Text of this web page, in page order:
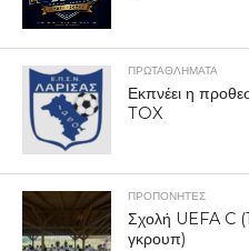
ΠΡΩΤΑΘΛΉΜΑΤΑ
Εκπνέει η
TOX
ΠΡΟΠΟΝΗΤΈΣ
Σχολή UEFA C
γκρουπ)